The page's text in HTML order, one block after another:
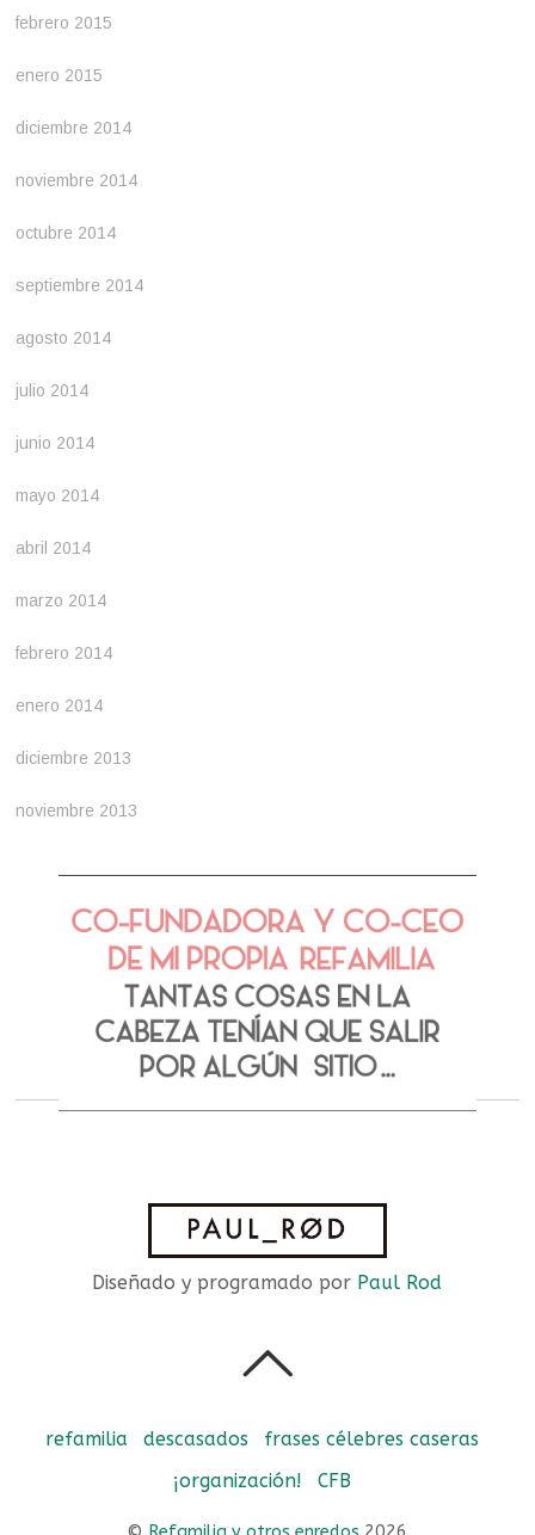
febrero 2015
enero 2015
diciembre 2014
noviembre 2014
octubre 2014
septiembre 2014
agosto 2014
julio 2014
junio 2014
mayo 2014
abril 2014
marzo 2014
febrero 2014
enero 2014
diciembre 2013
noviembre 2013
Diseñado y programado por Paul Rod
refamilia descasados
frases célebres caseras
¡organización!
CFB